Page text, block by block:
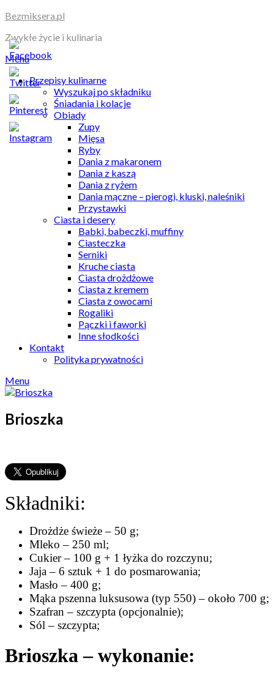
Skip
content
Bezmiksera.pl
Zwykłe życie i kulinaria
Menu
Przepisy kulinarne
Wyszukaj po składniku
Śniadania i kolacje
Obiady
Zupy
Mięsa
Ryby
Dania z makaronem
Dania z kaszą
Dania z ryżem
Dania mączne – pierogi, kluski, naleśniki
Przystawki
Ciasta i desery
Babki, babeczki, muffiny
Ciasteczka
Serniki
Kruche ciasta
Ciasta drożdżowe
Ciasta z kremem
Ciasta z owocami
Rogaliki
Pączki i faworki
Inne słodkości
Kontakt
Polityka prywatności
Menu
Brioszka
Składniki:
Drożdże świeże – 50 g;
Mleko – 250 ml;
Cukier – 100 g + 1 łyżka do rozczynu;
Jaja – 6 sztuk + 1 do posmarowania;
Masło – 400 g;
Mąka pszenna luksusowa (typ 550) – około 700 g;
Szafran – szczypta (opcjonalnie);
Sól – szczypta;
Brioszka – wykonanie: